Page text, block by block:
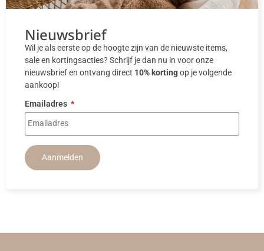
Nieuwsbrief
Wil je als eerste op de hoogte zijn van de nieuwste items,
sale en kortingsacties? Schrijf je dan nu in voor onze
nieuwsbrief en ontvang direct 10% kortingop je volgende
aankoop!
Emailadres
Aanmelden